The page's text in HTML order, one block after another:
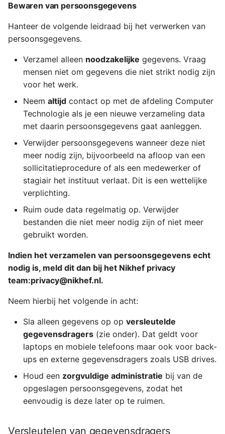
Bewaren van persoonsgegevens
Hanteer de volgende leidraad bij het verwerken van
persoonsgegevens.
Verzamel alleen noodzakelijke gegevens. Vraag
mensen niet om gegevens die niet strikt nodig zijn
voor het werk.
Neem altijd contact op met de afdeling Computer
Technologie als je een nieuwe verzameling data
met daarin persoonsgegevens gaat aanleggen.
Verwijder persoonsgegevens wanneer deze niet
meer nodig zijn, bijvoorbeeld na afloop van een
sollicitatieprocedure of als een medewerker of
stagiair het instituut verlaat. Dit is een wettelijke
verplichting.
Ruim oude data regelmatig op. Verwijder
bestanden die niet meer nodig zijn of niet meer
gebruikt worden.
Indien het verzamelen van persoonsgegevens echt
nodig is, meld dit dan bij het Nikhef privacy
team:privacy@nikhef.nl.
Neem hierbij het volgende in acht:
Sla alleen gegevens op op versleutelde
gegevensdragers (zie onder). Dat geldt voor
laptops en mobiele telefoons maar ook voor back-
ups en externe gegevensdragers zoals USB drives.
Houd een zorgvuldige administratie bij van de
opgeslagen persoonsgegevens, zodat het
eenvoudig is deze later op te ruimen.
Versleutelen van gegevensdragers